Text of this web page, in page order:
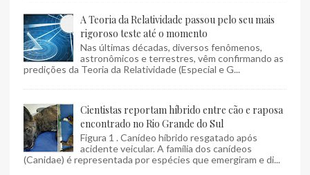
A Teoria da Relatividade passou pelo seu mais
rigoroso teste até o momento
Nas últimas décadas, diversos fenômenos,
astronômicos e terrestres, vêm confirmando as
predições da Teoria da Relatividade (Especial e G...
Cientistas reportam híbrido entre cão e raposa
encontrado no Rio Grande do Sul
Figura 1 . Canídeo híbrido resgatado após
acidente veicular. A família dos canídeos
(Canidae) é representada por espécies que emergiram e di...